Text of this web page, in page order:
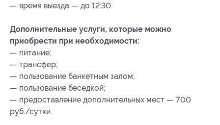
— время выезда — до 12:30.
Дополнительные услуги, которые можно
приобрести при необходимости:
— питание;
— трансфер;
— пользование банкетным залом;
— пользование беседкой;
— предоставление дополнительных мест — 700
руб./сутки.